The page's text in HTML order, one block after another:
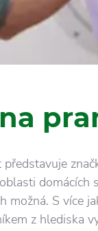
domácích
možná. S více
z hlediska